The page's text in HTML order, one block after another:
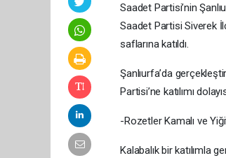
Saadet Partisi’nin
Saadet Partisi Siverek
saflarına katıldı.
Şanlıurfa’da
Partisi’ne katılımı
-Rozetler Kamalı ve
Kalabalık bir katılımla